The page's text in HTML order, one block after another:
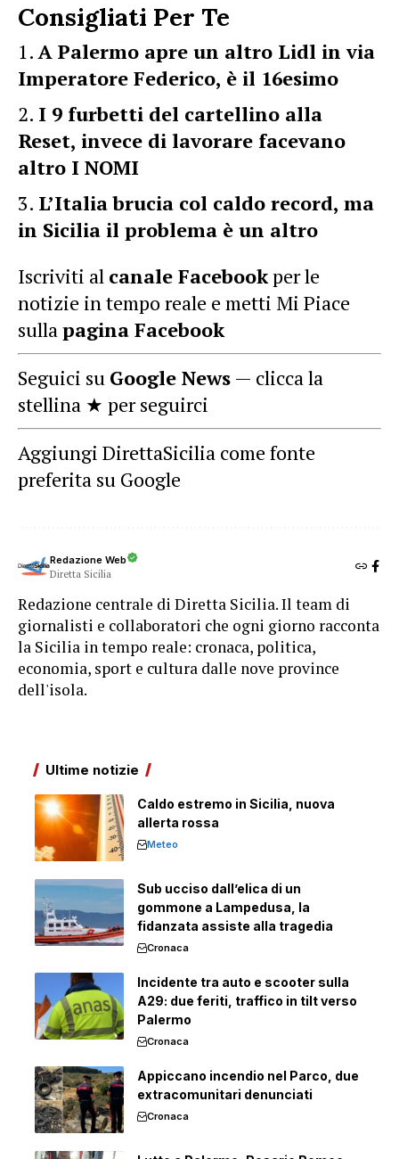
Consigliati Per Te
A Palermo apre un altro Lidl in via
Imperatore Federico, è il 16esimo
I 9 furbetti del cartellino alla
Reset, invece di lavorare facevano
altro I NOMI
L’Italia brucia col caldo record, ma
in Sicilia il problema è un altro
Iscriviti al canale Facebookper le
notizie in tempo reale e metti Mi Piace
sullapagina Facebook
Seguici su Google News — clicca la
stellina ★ per seguirci
Aggiungi DirettaSicilia come fonte
preferita su Google
Redazione Web
Diretta Sicilia
Redazione centrale di Diretta Sicilia. Il team di
giornalisti e collaboratori che ogni giorno racconta
la Sicilia in tempo reale: cronaca, politica,
economia, sport e cultura dalle nove province
dell'isola.
Ultime notizie
Caldo estremo in Sicilia, nuova
allerta rossa
Meteo
Sub ucciso dall’elica di un
gommone a Lampedusa, la
fidanzata assiste alla tragedia
Cronaca
Incidente tra auto e scooter sulla
A29: due feriti, traffico in tilt verso
Palermo
Cronaca
Appiccano incendio nel Parco, due
extracomunitari denunciati
Cronaca